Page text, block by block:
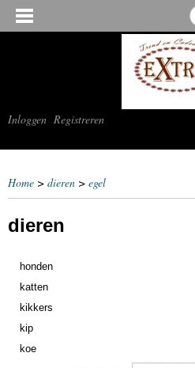
Inloggen Registreren
Home > dieren > egel
dieren
honden
katten
kikkers
kip
koe